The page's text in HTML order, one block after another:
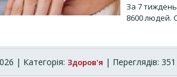
За 7 тиждень
8600 людей.
| Категорія: Здоров'я | Переглядів: 351